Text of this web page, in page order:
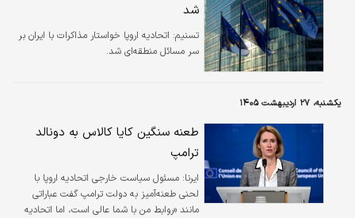
شد
تسنیم: اتحادیه اروپا خواستار مذاکرات با ایران بر
سر مسائل منطقه‌ای شد.
یکشنبه، ۲۷ اردیبهشت ۱۴۰۵
طعنه سنگین کایا کالاس به دونالد
ترامپ
ایرنا: مسئول سیاست خارجی اتحادیه اروپا با
لحنی طعنه‌آمیز به دولت ترامپ گفت عباراتی
مانند «روابط من با شما عالی است، اما اتحادیه